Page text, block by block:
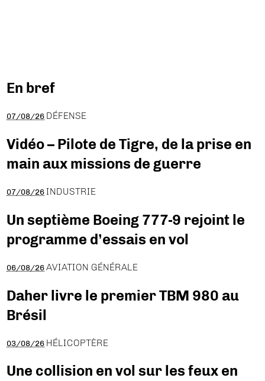
En bref
07/08/26 DÉFENSE
Vidéo – Pilote de Tigre, de la prise en
main aux missions de guerre
07/08/26 INDUSTRIE
Un septième Boeing 777-9 rejoint le
programme d’essais en vol
06/08/26 AVIATION GÉNÉRALE
Daher livre le premier TBM 980 au
Brésil
03/08/26 HÉLICOPTÈRE
Une collision en vol sur les feux en